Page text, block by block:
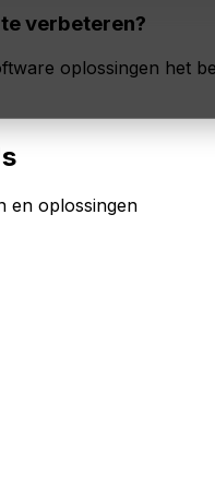
verbeteren?
oplossingen het
en oplossingen